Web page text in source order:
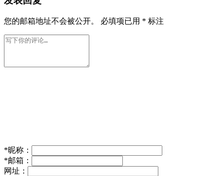
您的邮箱地址不会被公开。 必填项已用 * 标注
*昵称：
*邮箱：
网址：